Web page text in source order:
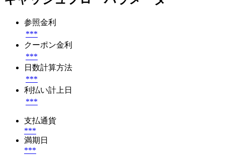
参照金利
***
クーポン金利
***
日数計算方法
***
利払い計上日
***
支払通貨
***
満期日
***